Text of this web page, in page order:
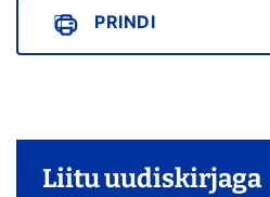
PRINDI
Liitu uudiskirjaga